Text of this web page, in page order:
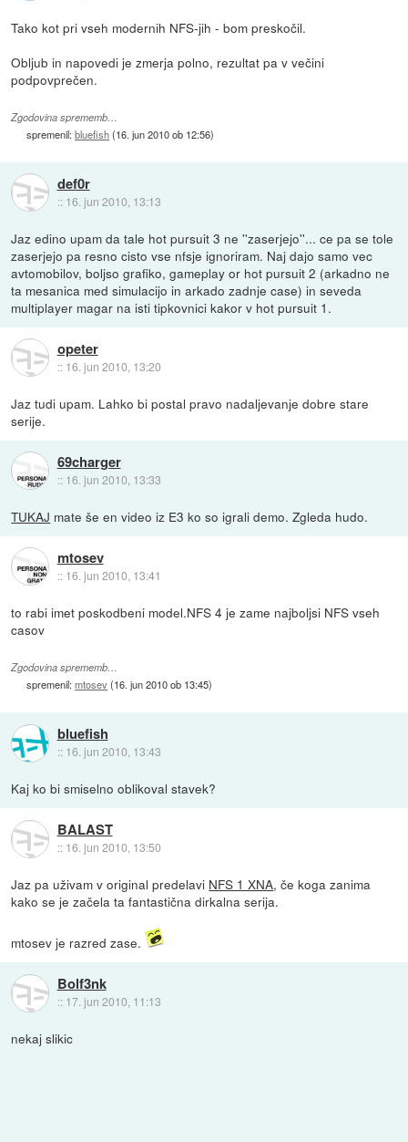
Tako kot pri vseh modernih NFS-jih - bom preskočil.
Obljub in napovedi je zmerja polno, rezultat pa v večini
podpovprečen.
Zgodovina sprememb…
spremenil:bluefish(16. jun 2010 ob 12:56)
def0r
:: 16. jun 2010, 13:13
Jaz edino upam da tale hot pursuit 3 ne ''zaserjejo''... ce pa se tole
zaserjejo pa resno cisto vse nfsje ignoriram. Naj dajo samo vec
avtomobilov, boljso grafiko, gameplay or hot pursuit 2 (arkadno ne
ta mesanica med simulacijo in arkado zadnje case) in seveda
multiplayer magar na isti tipkovnici kakor v hot pursuit 1.
opeter
:: 16. jun 2010, 13:20
Jaz tudi upam. Lahko bi postal pravo nadaljevanje dobre stare
serije.
69charger
:: 16. jun 2010, 13:33
TUKAJ mate še en video iz E3 ko so igrali demo. Zgleda hudo.
mtosev
:: 16. jun 2010, 13:41
to rabi imet poskodbeni model.NFS 4 je zame najboljsi NFS vseh
casov
Zgodovina sprememb…
spremenil:mtosev(16. jun 2010 ob 13:45)
bluefish
:: 16. jun 2010, 13:43
Kaj ko bi smiselno oblikoval stavek?
BALAST
:: 16. jun 2010, 13:50
Jaz pa uživam v original predelavi NFS 1 XNA, če koga zanima
kako se je začela ta fantastična dirkalna serija.
mtosev je razred zase.
Bolf3nk
:: 17. jun 2010, 11:13
nekaj slikic